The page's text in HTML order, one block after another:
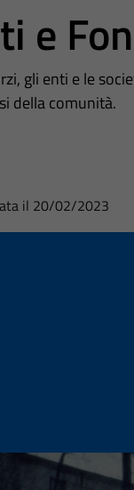
e
gli enti e le
della comunità.
il 20/02/2023